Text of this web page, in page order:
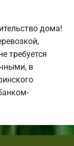
дома!
требуется
в